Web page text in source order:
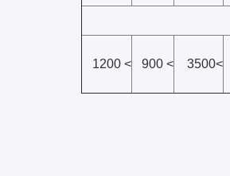
>3500
> 900
> 1200